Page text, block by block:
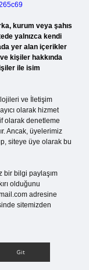
kurum veya şahıs
yalnızca kendi
yer alan içerikler
kişiler hakkında
ile isim
ve İletişim
olarak hizmet
olarak denetleme
Ancak, üyelerimiz
siteye üye olarak bu
bir bilgi paylaşım
olduğunu
adresine
sitemizden